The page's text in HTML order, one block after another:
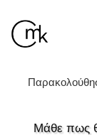
Μάθε πως